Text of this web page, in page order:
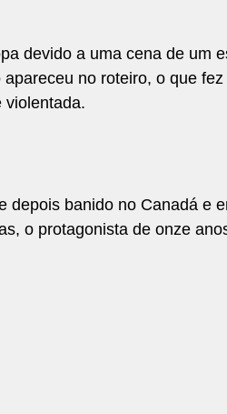
devido a uma cena de um
no roteiro, o que
violentada.
depois banido no Canadá e
o protagonista de onze